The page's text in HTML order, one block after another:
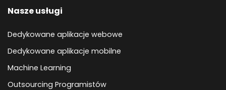
Nasze usługi
Dedykowane aplikacje webowe
Dedykowane aplikacje mobilne
Machine Learning
Outsourcing Programistów